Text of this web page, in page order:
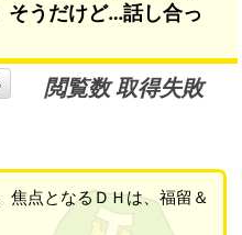
そうだけど…話し合っ
閲覧数 取得失敗
点となるＤＨは、福留＆